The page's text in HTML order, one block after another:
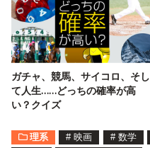
ガチャ、競馬、サイコロ、そし
て人生……どっちの確率が高
い？クイズ
理系 # 映画 # 数学